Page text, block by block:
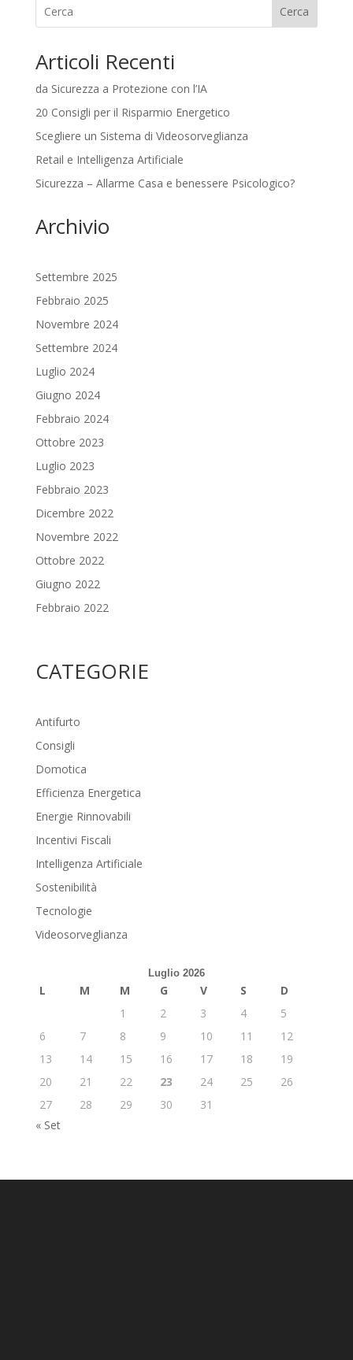
Cerca
Articoli Recenti
da Sicurezza a Protezione con l’IA
20 Consigli per il Risparmio Energetico
Scegliere un Sistema di Videosorveglianza
Retail e Intelligenza Artificiale
Sicurezza – Allarme Casa e benessere Psicologico?
Archivio
Settembre 2025
Febbraio 2025
Novembre 2024
Settembre 2024
Luglio 2024
Giugno 2024
Febbraio 2024
Ottobre 2023
Luglio 2023
Febbraio 2023
Dicembre 2022
Novembre 2022
Ottobre 2022
Giugno 2022
Febbraio 2022
CATEGORIE
Antifurto
Consigli
Domotica
Efficienza Energetica
Energie Rinnovabili
Incentivi Fiscali
Intelligenza Artificiale
Sostenibilità
Tecnologie
Videosorveglianza
Luglio 2026
L M M G V S
D
1
2 3 4
5
6
7 8 9 10 11
12
13
14 15 16 17 18
19
20
21 22 23 24 25
26
27
28 29 30
31
« Set